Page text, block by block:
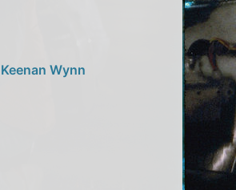
Keenan Wynn